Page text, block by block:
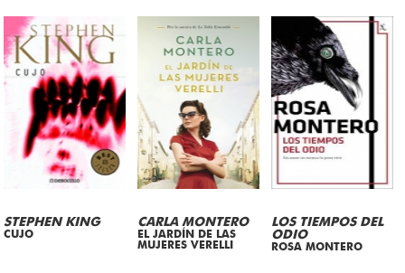
STEPHEN KING
CUJO
CARLA MONTERO
EL JARDÍN DE LAS
MUJERES VERELLI
LOS TIEMPOS DEL
ODIO
ROSA MONTERO